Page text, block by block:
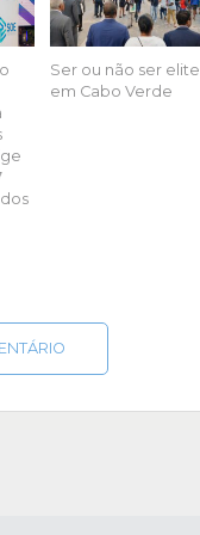
Ser ou não ser elite,
em Cabo Verde